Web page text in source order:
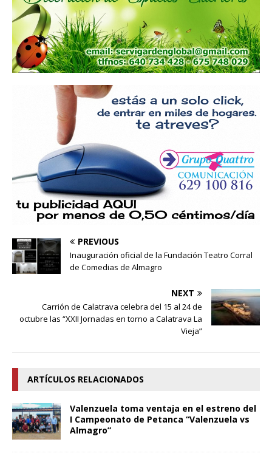
PREVIOUS
Inauguración oficial de la Fundación Teatro Corral
de Comedias de Almagro
NEXT
Carrión de Calatrava celebra del 15 al 24 de
octubre las “XXII Jornadas en torno a Calatrava La
Vieja”
ARTÍCULOS RELACIONADOS
Valenzuela toma ventaja en el estreno del
I Campeonato de Petanca “Valenzuela vs
Almagro”